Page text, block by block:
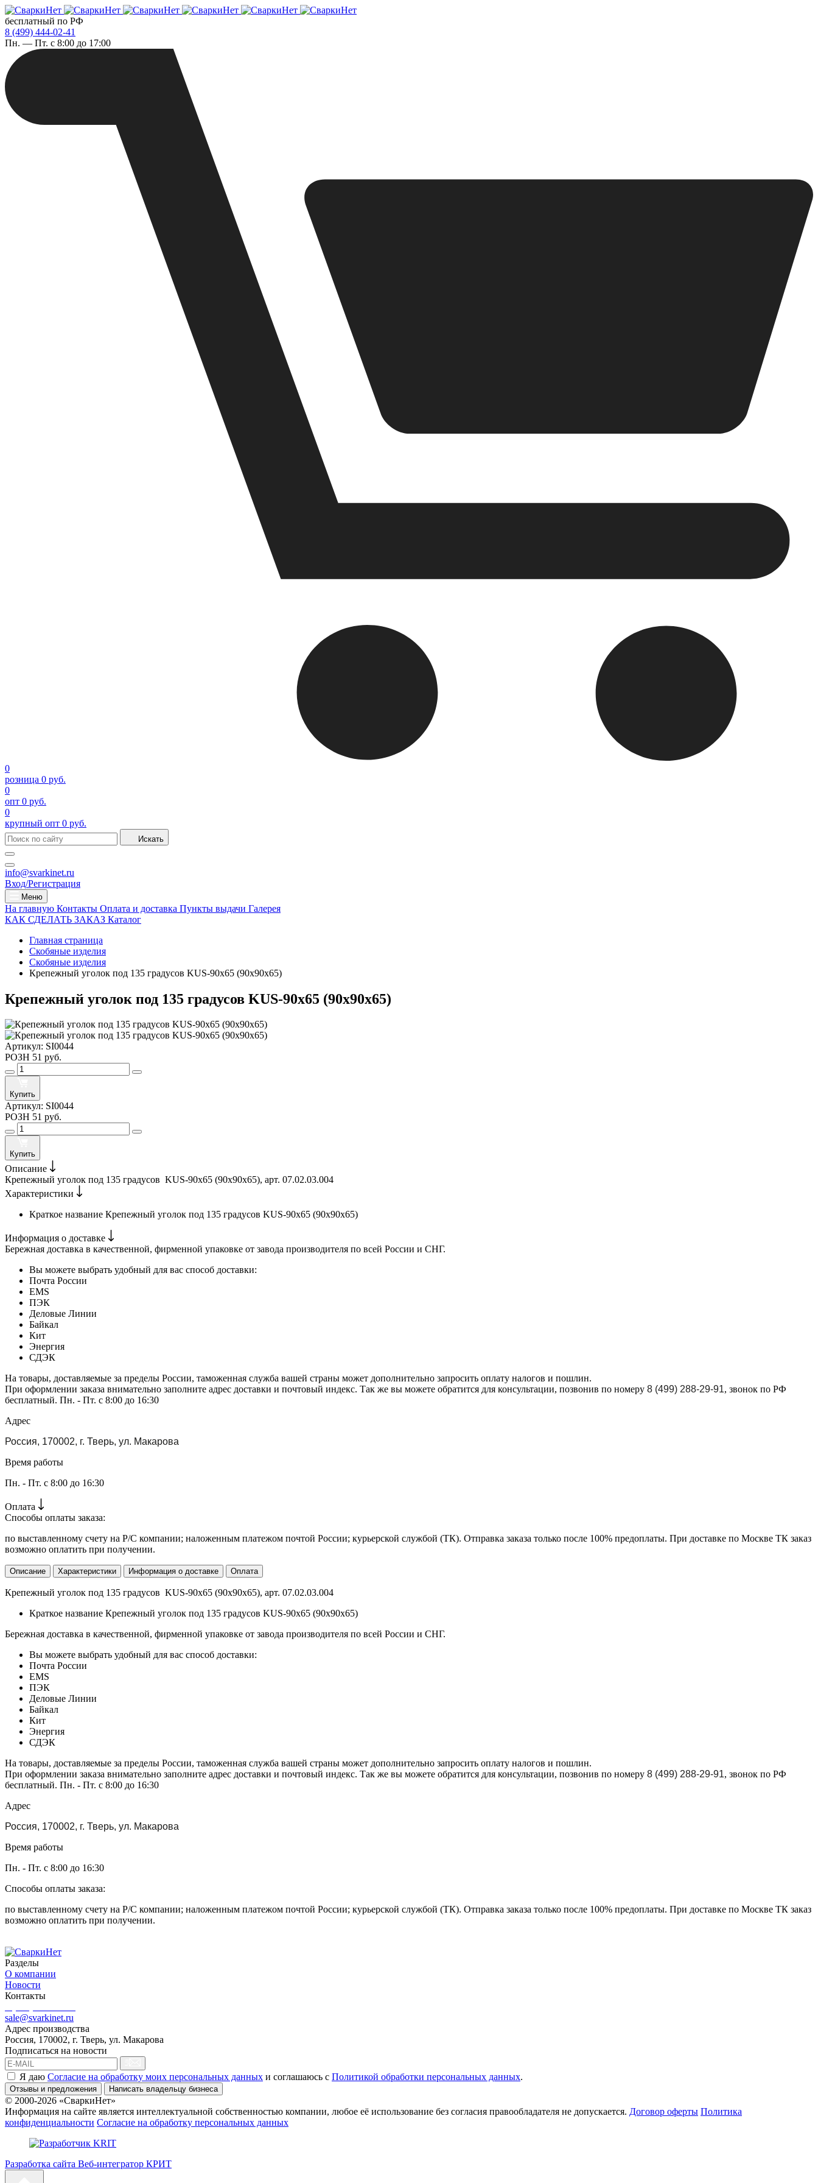
бесплатный по РФ
8 (499) 444-02-41
Пн. — Пт. с 8:00 до 17:00
0
розница 0 руб.
0
опт 0 руб.
0
крупный опт 0 руб.
Искать
info@svarkinet.ru
Вход/Регистрация
Меню
На главную Контакты Оплата и доставка Пункты выдачи Галерея
КАК СДЕЛАТЬ ЗАКАЗ Каталог
Главная страница
Скобяные изделия
Скобяные изделия
Крепежный уголок под 135 градусов KUS-90х65 (90х90х65)
Крепежный уголок под 135 градусов KUS-90х65 (90х90х65)
Артикул: SI0044
РОЗН 51 руб.
Купить
Артикул: SI0044
РОЗН 51 руб.
Купить
Описание
Крепежный уголок под 135 градусов KUS-90х65 (90х90х65), арт. 07.02.03.004
Характеристики
Краткое название Крепежный уголок под 135 градусов KUS-90х65 (90х90х65)
Информация о доставке
Бережная доставка в качественной, фирменной упаковке от завода производителя по всей России и СНГ.
Вы можете выбрать удобный для вас способ доставки:
Почта России
EMS
ПЭК
Деловые Линии
Байкал
Кит
Энергия
СДЭК
На товары, доставляемые за пределы России, таможенная служба вашей страны может дополнительно запросить оплату налогов и пошлин.
При оформлении заказа внимательно заполните адрес доставки и почтовый индекс. Так же вы можете обратится для консультации, позвонив по номеру 8 (499) 288-29-91, звонок по РФ
бесплатный. Пн. - Пт. с 8:00 до 16:30
Адрес
Россия, 170002, г. Тверь, ул. Макарова
Время работы
Пн. - Пт. с 8:00 до 16:30
Оплата
Способы оплаты заказа:
по выставленному счету на Р/С компании; наложенным платежом почтой России; курьерской службой (ТК). Отправка заказа только после 100% предоплаты. При доставке по Москве ТК заказ
возможно оплатить при получении.
Описание Характеристики Информация о доставке Оплата
Крепежный уголок под 135 градусов KUS-90х65 (90х90х65), арт. 07.02.03.004
Краткое название Крепежный уголок под 135 градусов KUS-90х65 (90х90х65)
Бережная доставка в качественной, фирменной упаковке от завода производителя по всей России и СНГ.
Вы можете выбрать удобный для вас способ доставки:
Почта России
EMS
ПЭК
Деловые Линии
Байкал
Кит
Энергия
СДЭК
На товары, доставляемые за пределы России, таможенная служба вашей страны может дополнительно запросить оплату налогов и пошлин.
При оформлении заказа внимательно заполните адрес доставки и почтовый индекс. Так же вы можете обратится для консультации, позвонив по номеру 8 (499) 288-29-91, звонок по РФ
бесплатный. Пн. - Пт. с 8:00 до 16:30
Адрес
Россия, 170002, г. Тверь, ул. Макарова
Время работы
Пн. - Пт. с 8:00 до 16:30
Способы оплаты заказа:
по выставленному счету на Р/С компании; наложенным платежом почтой России; курьерской службой (ТК). Отправка заказа только после 100% предоплаты. При доставке по Москве ТК заказ
возможно оплатить при получении.
Разделы
О компании
Новости
Контакты
sale@svarkinet.ru
Адрес производства
Россия, 170002, г. Тверь, ул. Макарова
Подписаться на новости
Я даю Согласие на обработку моих персональных данных и соглашаюсь c Политикой обработки персональных данных.
Отзывы и предложения Написать владельцу бизнеса
© 2000-2026 «СваркиНет»
Информация на сайте является интеллектуальной собственностью компании, любое её использование без согласия правообладателя не допускается. Договор оферты Политика
конфиденциальности Согласие на обработку персональных данных
Разработка сайта Веб-интегратор КРИТ